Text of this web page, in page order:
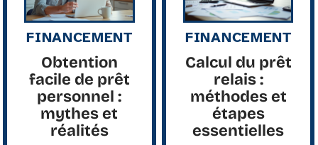
FINANCEMENT
Obtention
facile de prêt
personnel :
mythes et
réalités
FINANCEMENT
Calcul du prêt
relais :
méthodes et
étapes
essentielles